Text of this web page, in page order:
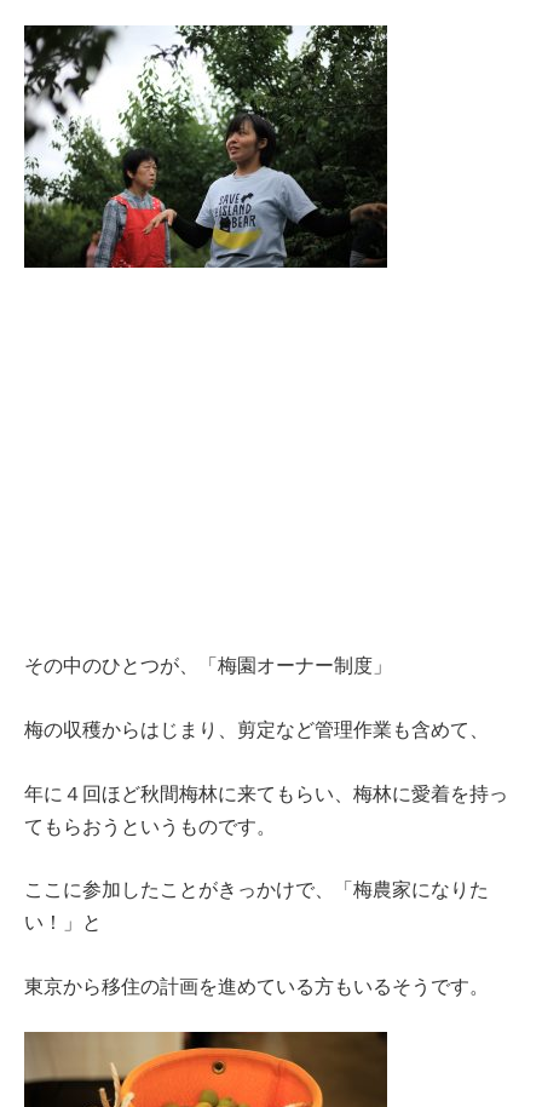
その中のひとつが、「梅園オーナー制度」
梅の収穫からはじまり、剪定など管理作業も含めて、
年に４回ほど秋間梅林に来てもらい、梅林に愛着を持っ
てもらおうというものです。
ここに参加したことがきっかけで、「梅農家になりた
い！」と
東京から移住の計画を進めている方もいるそうです。